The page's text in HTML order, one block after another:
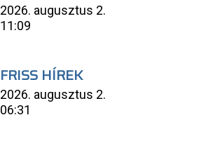
2026. augusztus 2.
11:09
FRISS HÍREK
2026. augusztus 2.
06:31